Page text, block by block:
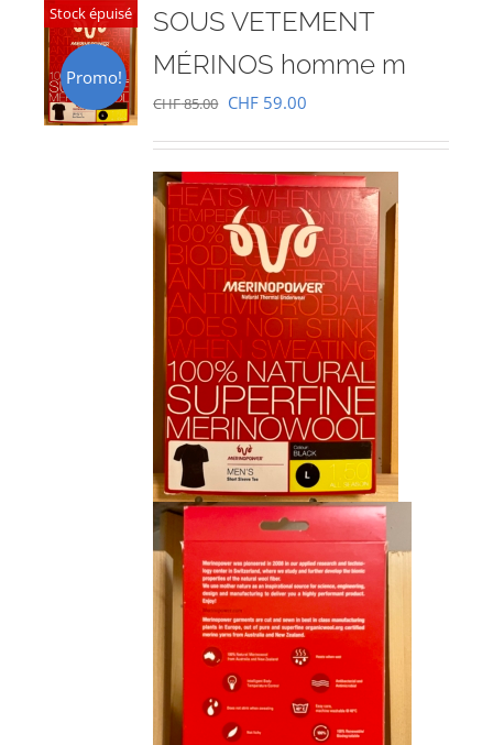
Stock épuisé
Promo!
SOUS VETEMENT
MÉRINOS homme m
CHF85.00 Le
initial
était :
CHF 85.00.
CHF 59.00
actuel
est :
CHF 59.00.